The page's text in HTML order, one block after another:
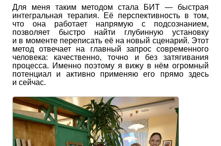
Для меня таким методом стала БИТ — быстрая
интегральная терапия. Её перспективность в том,
что она работает напрямую с подсознанием,
позволяет быстро найти глубинную установку
и в моменте переписать её на новый сценарий. Этот
метод отвечает на главный запрос современного
человека: качественно, точно и без затягивания
процесса. Именно поэтому я вижу в нём огромный
потенциал и активно применяю его прямо здесь
и сейчас.